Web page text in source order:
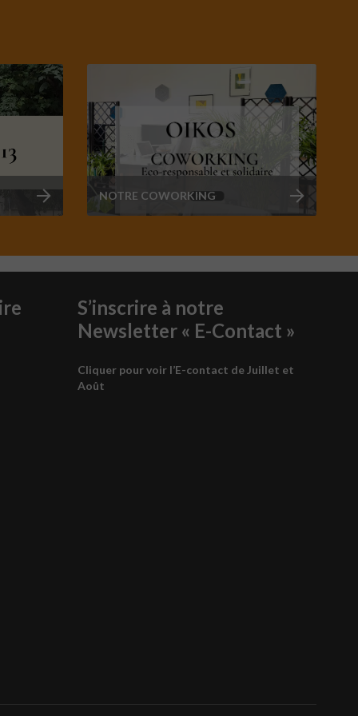
NOTRE COWORKING
S’inscrire à notre
Newsletter « E-Contact »
Cliquer pour voir l’E-contact de Juillet et
Août